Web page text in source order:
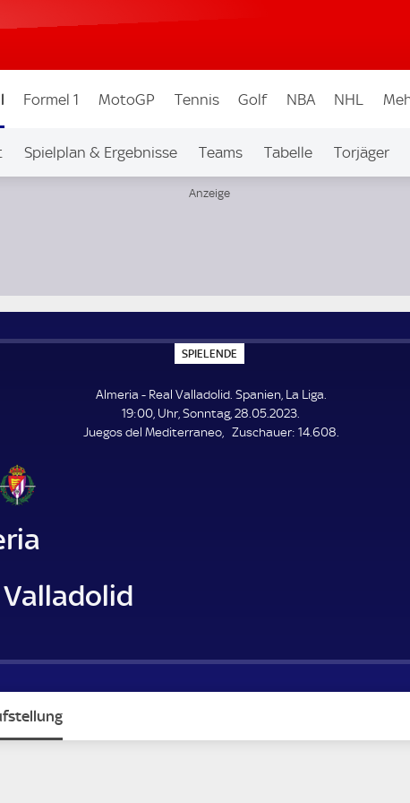
Formel 1 MotoGP Tennis Golf NBA NHL
Spielplan & Ergebnisse Teams Tabelle Torjäger
SPIELENDE
P
E
L
E
N
Almeria - Real Valladolid. Spanien, La Liga.
19:00, Uhr, Sonntag, 28.05.2023.
Juegos del Mediterraneo
Zuschauer: Z
14.608.
Valladolid